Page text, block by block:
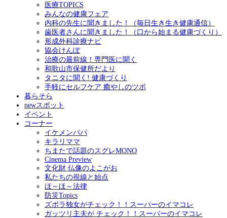
医療TOPICS
みんなの健康フェア
内科の先生に聞きました！（毎日生き生き健康通信）
歯医者さんに聞きました！（口から始まる健康づくり）
形成外科診療ナビ
協会けんぽ
治療の最前線！専門医に聞く
和歌山市保健所だより
タニタに聞く! 健康づくり
手軽にセルフケア 癒やしのツボ
暮らそら
newスポット
イベント
コーナー
イケメンパパ
キラリママ
ちまたで話題のスグレMONO
Cinema Preview
文化財 仏像のよこがお
私たちの視線と始点
ほ～ほ～法律
防災Topics
ズボラ独女がチェック！！スーパーのイマコレ
ガッツリ主夫が チェック！！スーパーのイマコレ